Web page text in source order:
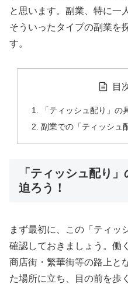
と思います。副業、特に一
そういったタイプの副業を
す。
目
「ティッシュ配り」の
副業での「ティッシュ
「ティッシュ配り
迫ろう！
まず最初に、この「ティッ
確認しておきましょう。働
商店街・繁華街等の路上と
た場所に立ち、目の前を歩